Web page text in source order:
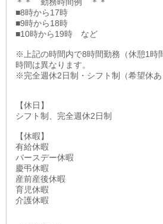
■8時から17時
■9時から18時
■10時から19時 など
※上記の時間内で8時間勤務（休憩1時
時間は異なります。
※完全週休2日制・シフト制（希望休あ
【休日】
シフト制、完全週休2日制
【休暇】
有給休暇
バースデー休暇
慶弔休暇
産前産後休暇
育児休暇
介護休暇